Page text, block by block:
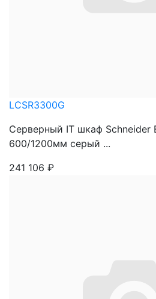
LCSR3300G
Серверный IT шкаф Schneider
600/1200мм серый ...
241 106 ₽